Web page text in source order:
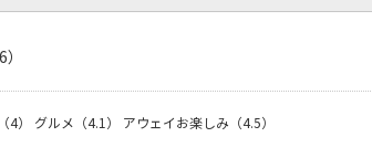
4） グルメ（4.1） アウェイお楽しみ（4.5）